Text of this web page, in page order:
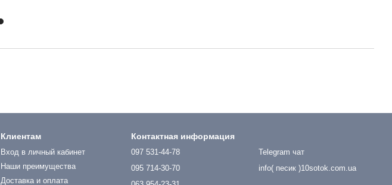
Клиентам
Вход в личный кабинет
Наши преимущества
Доставка и оплата
Контактная информация
097 531-44-78
095 714-30-70
Telegram чат
info( песик )10sotok.com.ua